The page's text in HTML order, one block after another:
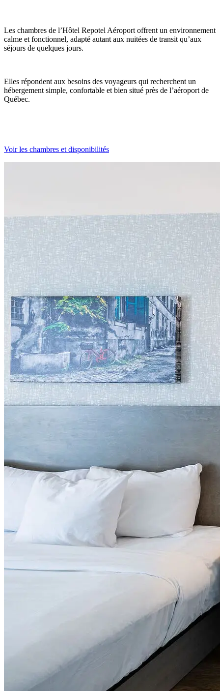
Les chambres de l’Hôtel Repotel Aéroport offrent un environnement
calme et fonctionnel, adapté autant aux nuitées de transit qu’aux
séjours de quelques jours.
Elles répondent aux besoins des voyageurs qui recherchent un
hébergement simple, confortable et bien situé près de l’aéroport de
Québec.
Voir les chambres et disponibilités